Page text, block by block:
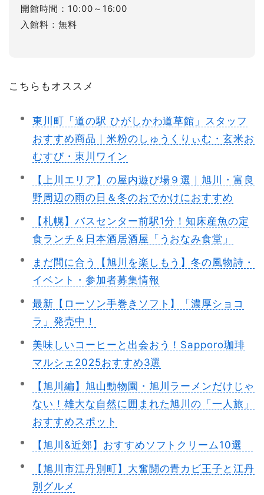
開館時間：10:00～16:00
入館料：無料
こちらもオススメ
東川町「道の駅 ひがしかわ道草館」スタッフ
おすすめ商品｜米粉のしゅうくりぃむ・玄米お
むすび・東川ワイン
【上川エリア】の屋内遊び場９選｜旭川・富良
野周辺の雨の日＆冬のおでかけにおすすめ
【札幌】バスセンター前駅1分！知床産魚の定
食ランチ＆日本酒居酒屋「うおなみ食堂」
まだ間に合う【旭川を楽しもう】冬の風物詩・
イベント・参加者募集情報
最新【ローソン手巻きソフト】「濃厚ショコ
ラ」発売中！
美味しいコーヒーと出会おう！Sapporo珈琲
マルシェ2025おすすめ3選
【旭川編】旭山動物園・旭川ラーメンだけじゃ
ない！雄大な自然に囲まれた旭川の「一人旅」
おすすめスポット
【旭川&近郊】おすすめソフトクリーム10選
【旭川市江丹別町】大奮闘の青カビ王子と江丹
別グルメ